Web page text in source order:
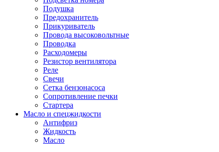
Подушка
Предохранитель
Прикуриватель
Провода высоковольтные
Проводка
Расходомеры
Резистор вентилятора
Реле
Свечи
Сетка бензонасоса
Сопротивление печки
Стартера
Масло и спецжидкости
Антифриз
Жидкость
Масло